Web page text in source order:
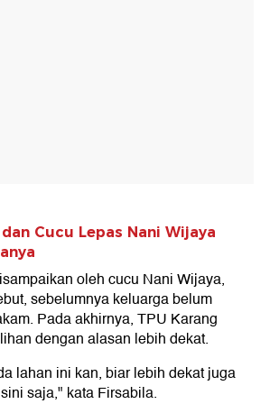
Cucu Lepas Nani Wijaya
oleh cucu Nani Wijaya,
sebelumnya keluarga belum
Pada akhirnya, TPU Karang
dengan alasan lebih dekat.
lahan ini kan, biar lebih dekat juga
saja," kata Firsabila.